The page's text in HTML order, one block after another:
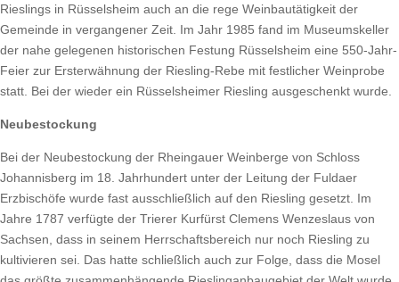
Rieslings in Rüsselsheim auch an die rege Weinbautätigkeit der
Gemeinde in vergangener Zeit. Im Jahr 1985 fand im Museumskeller
der nahe gelegenen historischen Festung Rüsselsheim eine 550-Jahr-
Feier zur Ersterwähnung der Riesling-Rebe mit festlicher Weinprobe
statt. Bei der wieder ein Rüsselsheimer Riesling ausgeschenkt wurde.
Neubestockung
Bei der Neubestockung der Rheingauer Weinberge von Schloss
Johannisberg im 18. Jahrhundert unter der Leitung der Fuldaer
Erzbischöfe wurde fast ausschließlich auf den Riesling gesetzt. Im
Jahre 1787 verfügte der Trierer Kurfürst Clemens Wenzeslaus von
Sachsen, dass in seinem Herrschaftsbereich nur noch Riesling zu
kultivieren sei. Das hatte schließlich auch zur Folge, dass die Mosel